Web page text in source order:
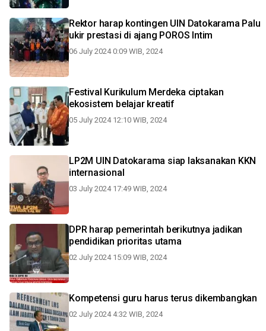
Rektor harap kontingen UIN Datokarama Palu
ukir prestasi di ajang POROS Intim
06 July 2024 0:09 WIB, 2024
Festival Kurikulum Merdeka ciptakan
ekosistem belajar kreatif
05 July 2024 12:10 WIB, 2024
LP2M UIN Datokarama siap laksanakan KKN
internasional
03 July 2024 17:49 WIB, 2024
DPR harap pemerintah berikutnya jadikan
pendidikan prioritas utama
02 July 2024 15:09 WIB, 2024
Kompetensi guru harus terus dikembangkan
02 July 2024 4:32 WIB, 2024